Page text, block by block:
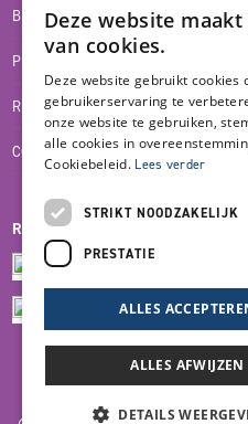
BLOG
PRIVACYVERKLARING
RETOUR- EN
COOKIES
REVIEWMERK
Deze website
van cookies.
Deze website gebruikt cookies
gebruikerservaring te
onze website te gebruiken,
alle cookies in
Cookiebeleid. Lees verder
STRIKT NOODZAKELIJK
PRESTATIE
ALLES
ALLES AFWIJZEN
DETAILS